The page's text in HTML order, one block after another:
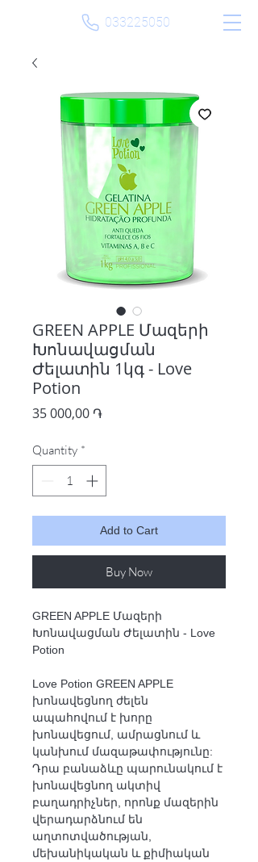
033225050
GREEN APPLE Մազերի
Խոնավացման
Ժելատին 1կգ - Love
Potion
35 000,00 ֏Price
Quantity *
Add to Cart
Buy Now
GREEN APPLE Մազերի
Խոնավացման Ժելատին - Love
Potion
Love Potion GREEN APPLE
խոնավեցնող ժելեն
ապահովում է խորը
խոնավեցում, ամրացնում և
կանխում մազաթափությունը:
Դրա բանաձևը պարունակում է
խոնավեցնող ակտիվ
բաղադրիչներ, որոնք մազերին
վերադարձնում են
աղտոտվածության,
մեխանիկական և քիմիական